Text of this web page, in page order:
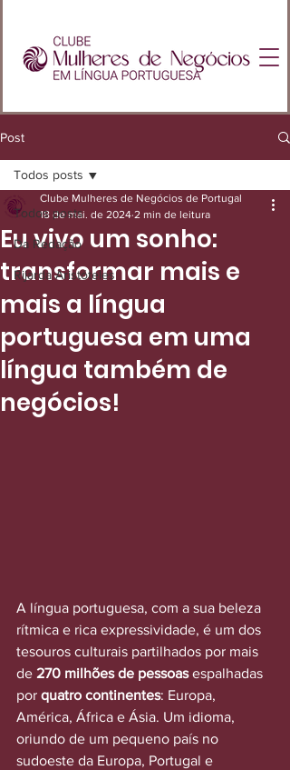
Post
Todos posts
Da Redação
Rijarda Aristóteles
Todos posts
Eu vivo um sonho:
transformar mais e
mais a língua
portuguesa em uma
língua também de
negócios!
Clube Mulheres de Negócios de Portugal
18 de mai. de 2024 2 min de leitura
A língua portuguesa, com a sua beleza
rítmica e rica expressividade, é um dos
tesouros culturais partilhados por mais
de 270 milhões de pessoas espalhadas
por quatro continentes: Europa,
América, África e Ásia. Um idioma,
oriundo de um pequeno país no
sudoeste da Europa, Portugal e